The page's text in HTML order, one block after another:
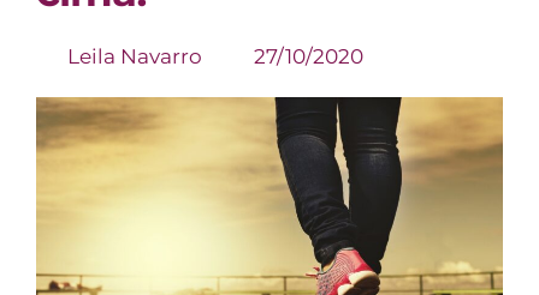
Leila Navarro 27/10/2020